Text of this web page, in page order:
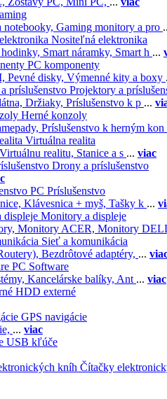
notebooky, Gaming monitory a pro
Nositeľná elektronika
Smart náramky, Smart h ...
PC komponenty
Pevné disky, Výmenné kity a boxy
Projektory a
Držiaky, Príslušenstvo k p ...
Herné konzoly
Príslušenstvo k herným kon
Virtuálna realita
realitu, Stanice a s ... viac
Drony a príslušenstvo
PC Príslušenstvo
Klávesnica + myš, Tašky k ...
Monitory a displeje
Monitory ACER, Monitory
Sieť a komunikácia
Bezdrôtové adaptéry, ...
PC Software
Kancelárske balíky, Ant ... viac
HDD externé
GPS navigácie
... viac
USB kľúče
Čítačky